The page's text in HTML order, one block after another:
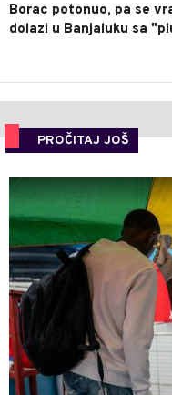
Borac potonuo, pa se
dolazi u Banjaluku sa
PROČITAJ JOŠ